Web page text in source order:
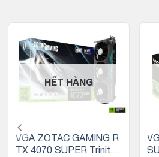
HẾT HÀNG
VGA ZOTAC GAMING R
TX 4070 SUPER Trinity